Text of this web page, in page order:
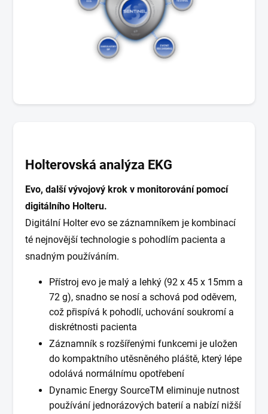
Holterovská analýza EKG
Evo, další vývojový krok v monitorování pomocí
digitálního Holteru.
Digitální Holter evo se záznamníkem je kombinací
té nejnovější technologie s pohodlím pacienta a
snadným používáním.
Přístroj evo je malý a lehký (92 x 45 x 15mm a
72 g), snadno se nosí a schová pod oděvem,
což přispívá k pohodlí, uchování soukromí a
diskrétnosti pacienta
Záznamník s rozšířenými funkcemi je uložen
do kompaktního utěsněného pláště, který lépe
odolává normálnímu opotřebení
Dynamic Energy SourceTM eliminuje nutnost
používání jednorázových baterií a nabízí nižší